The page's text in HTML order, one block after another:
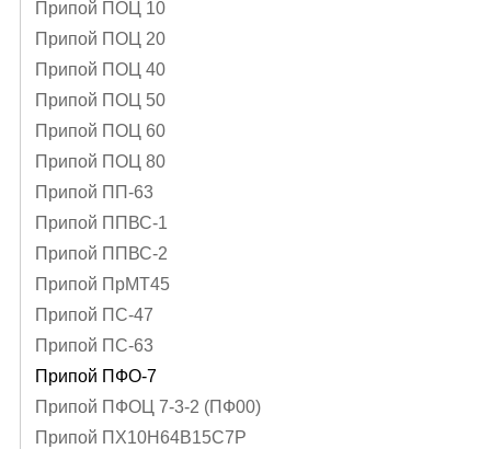
Припой ПОЦ 10
Припой ПОЦ 20
Припой ПОЦ 40
Припой ПОЦ 50
Припой ПОЦ 60
Припой ПОЦ 80
Припой ПП-63
Припой ППВС-1
Припой ППВС-2
Припой ПрМТ45
Припой ПС-47
Припой ПС-63
Припой ПФО-7
Припой ПФОЦ 7-3-2 (ПФ00)
Припой ПХ10Н64В15С7Р